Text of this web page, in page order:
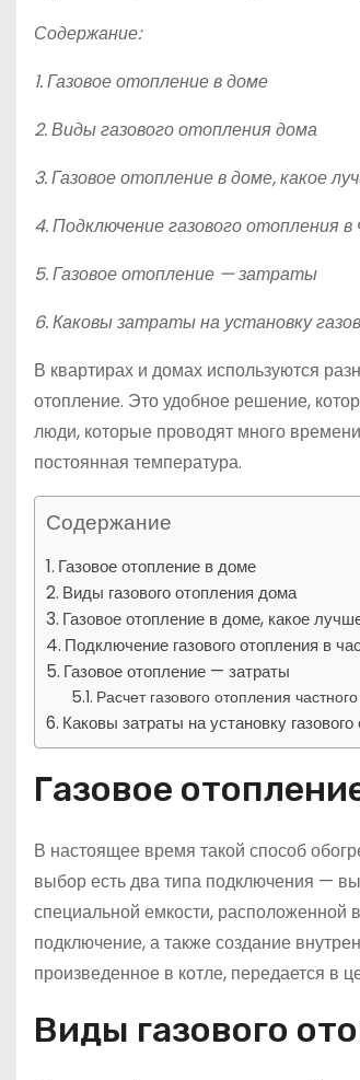
Содержание:
1. Газовое отопление в доме
2. Виды газового отопления дома
3. Газовое отопление в доме, какое
4. Подключение газового отопления
5. Газовое отопление — затраты
6. Каковы затраты на установку
В квартирах и домах используются
отопление. Это удобное решение,
люди, которые проводят много
постоянная температура.
Содержание
Газовое отопление в доме
Виды газового отопления дома
Газовое отопление в доме, какое
Подключение газового отопления в
Газовое отопление — затраты
Расчет газового отопления
Каковы затраты на установку
Газовое
В настоящее время такой способ
выбор есть два типа подключения —
специальной емкости, расположенной
подключение, а также создание
произведенное в котле, передается в
Виды газового